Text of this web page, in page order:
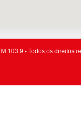
103.9 - Todos os direitos